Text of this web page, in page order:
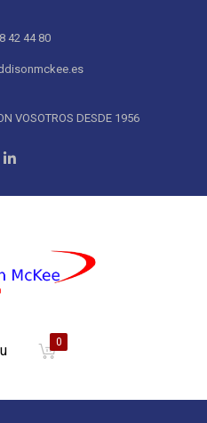
42 44 80
VOSOTROS DESDE 1956
0